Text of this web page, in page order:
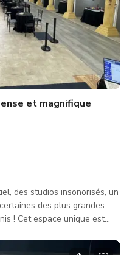
et magnifique
des studios insonorisés, un
des plus grandes
! Cet espace unique est
d'entreprise, événements